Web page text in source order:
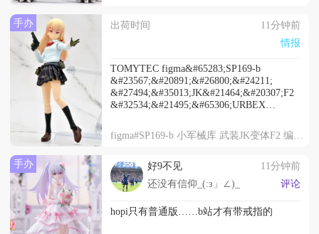
手办 出荷时间
11分钟前
情报
TOMYTEC figma&#65283;SP169-b
&#23567;&#20891;&#26800;&#24211;
&#27494;&#35013;JK&#21464;&#20307;F2
&#32534;&#21495;&#65306;URBEX
figma#SP169-b 小军械库 武装JK变体F2 编号：URBEX
手办 好9不见
11分钟前
还没有信仰_(:з」∠)_
评论
hopi只有普通版……b站才有带戒指的